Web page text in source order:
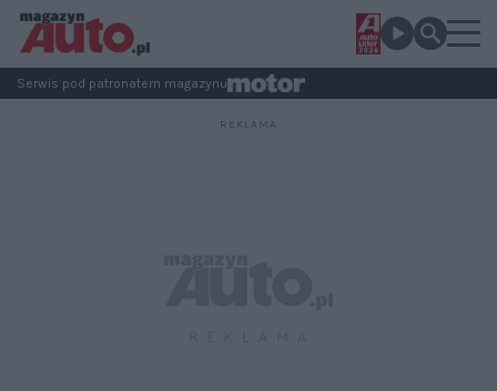
Serwis pod patronatem magazynu